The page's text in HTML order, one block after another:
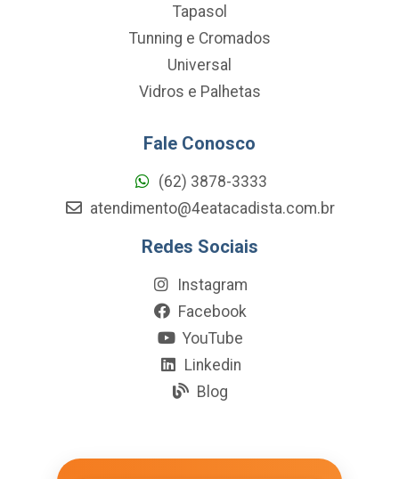
Tapasol
Tunning e Cromados
Universal
Vidros e Palhetas
Fale Conosco
(62) 3878-3333
atendimento@4eatacadista.com.br
Redes Sociais
Instagram
Facebook
YouTube
Linkedin
Blog